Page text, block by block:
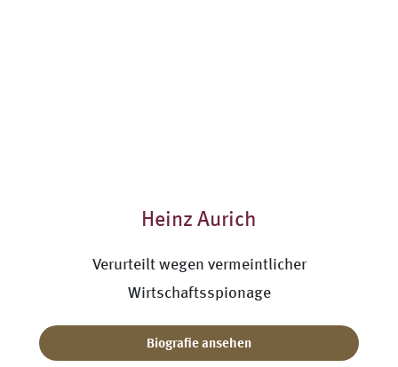
Heinz Aurich
Verurteilt wegen vermeintlicher
Wirtschaftsspionage
Biografie ansehen